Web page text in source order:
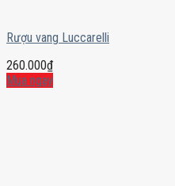
Rượu vang Luccarelli
260.000₫
Mua ngay